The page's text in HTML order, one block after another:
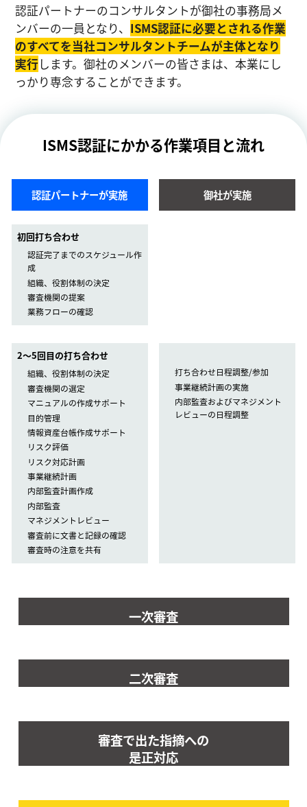
認証パートナーのコンサルタントが御社の事務局メ
ンバーの一員となり、 ISMS認証に必要とされる作業
のすべてを当社コンサルタントチームが主体となり
実⾏ します。御社のメンバーの皆さまは、本業にし
っかり専念することができます。
ISMS認証にかかる作業項目と流れ
認証パートナーが実施 御社が実施
初回打ち合わせ
認証完了までのスケジュール作
成
組織、役割体制の決定
審査機関の提案
業務フローの確認
2〜5回目の打ち合わせ
組織、役割体制の決定
審査機関の選定
マニュアルの作成サポート
目的管理
情報資産台帳作成サポート
リスク評価
リスク対応計画
事業継続計画
内部監査計画作成
内部監査
マネジメントレビュー
審査前に文書と記録の確認
審査時の注意を共有
打ち合わせ日程調整/参加
事業継続計画の実施
内部監査およびマネジメント
レビューの日程調整
一次審査
二次審査
審査で出た指摘への
是正対応